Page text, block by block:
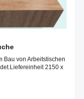
Bau von Arbeitstischen
2150 x